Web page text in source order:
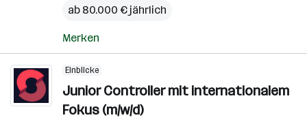
ab 80.000 € jährlich
Merken
Einblicke
Junior Controller mit internationalem
Fokus (m/w/d)